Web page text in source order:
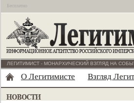
Бесплатно
ЛЕГИТИМИСТ - МОНАРХИЧЕСКИЙ ВЗГЛЯД НА
О Легитимисте Взгляд